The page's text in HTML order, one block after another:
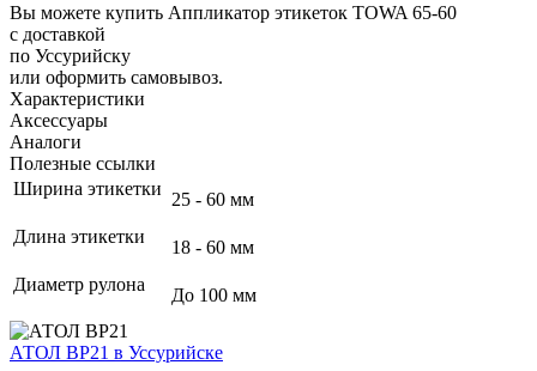
Вы можете купить Аппликатор этикеток TOWA 65-60
с доставкой
по Уссурийску
или оформить самовывоз.
Характеристики
Аксессуары
Аналоги
Полезные ссылки
Ширина этикетки
25 - 60 мм
Длина этикетки
18 - 60 мм
Диаметр рулона
До 100 мм
АТОЛ BP21 в Уссурийске